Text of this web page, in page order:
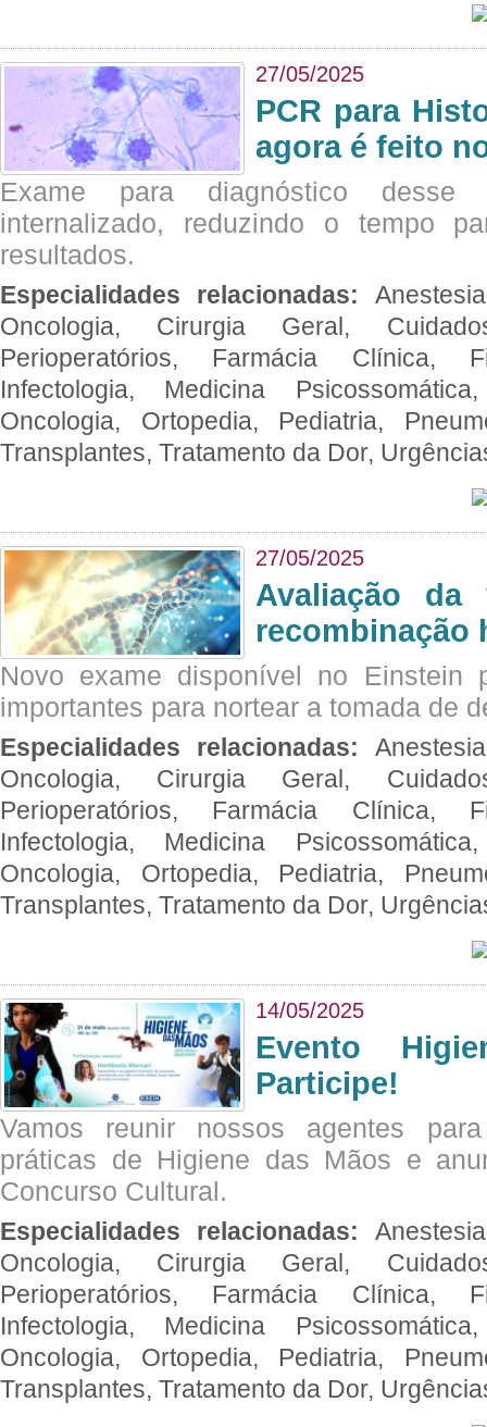
27/05/2025
PCR para
agora é feito
Exame para diagnóstico desse
internalizado, reduzindo o tempo
resultados.
Especialidades relacionadas:
Oncologia, Cirurgia Geral,
Perioperatórios, Farmácia Clínica,
Infectologia, Medicina
Oncologia, Ortopedia, Pediatria,
Transplantes, Tratamento da Dor,
27/05/2025
Avaliação
recombinação
Novo exame disponível no Einstein
importantes para nortear a tomada de
Especialidades relacionadas:
Oncologia, Cirurgia Geral,
Perioperatórios, Farmácia Clínica,
Infectologia, Medicina
Oncologia, Ortopedia, Pediatria,
Transplantes, Tratamento da Dor,
14/05/2025
Evento
Participe!
Vamos reunir nossos agentes
práticas de Higiene das Mãos e
Concurso Cultural.
Especialidades relacionadas:
Oncologia, Cirurgia Geral,
Perioperatórios, Farmácia Clínica,
Infectologia, Medicina
Oncologia, Ortopedia, Pediatria,
Transplantes, Tratamento da Dor,